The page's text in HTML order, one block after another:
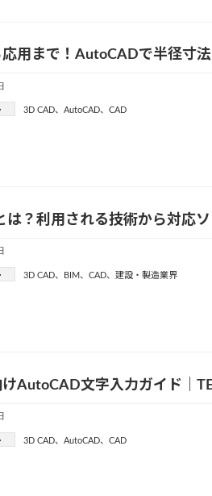
用まで！AutoCADで半径寸
3D CAD、 AutoCAD、 CAD
は？利用される技術から対応
3D CAD、 BIM、 CAD、 建設・製造業界
AutoCAD文字入力ガイド｜
3D CAD、 AutoCAD、 CAD